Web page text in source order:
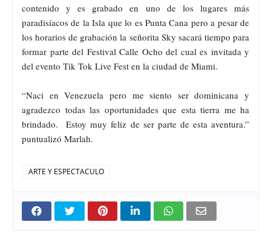
contenido y es grabado en uno de los lugares más
paradisíacos de la Isla que lo es Punta Cana pero a pesar de
los horarios de grabación la señorita Sky sacará tiempo para
formar parte del Festival Calle Ocho del cual es invitada y
del evento Tik Tok Live Fest en la ciudad de Miami.
“Naci en Venezuela pero me siento ser dominicana y
agradezco todas las oportunidades que esta tierra me ha
brindado. Estoy muy feliz de ser parte de esta aventura.”
puntualizó Marlah.
ARTE Y ESPECTACULO